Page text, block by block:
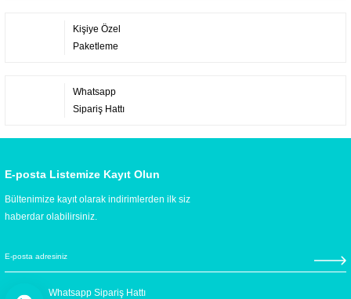
Kişiye Özel
Paketleme
Whatsapp
Sipariş Hattı
E-posta Listemize Kayıt Olun
Bültenimize kayıt olarak indirimlerden ilk siz
haberdar olabilirsiniz.
Whatsapp Sipariş Hattı